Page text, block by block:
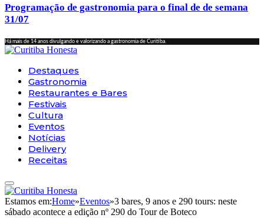
Programação de gastronomia para o final de de semana
31/07
Há mais de 14 anos divulgando e valorizando a gastronomia de Curitiba.
Destaques
Gastronomia
Restaurantes e Bares
Festivais
Cultura
Eventos
Notícias
Delivery
Receitas
Estamos em:Home»Eventos»3 bares, 9 anos e 290 tours: neste
sábado acontece a edição nº 290 do Tour de Boteco